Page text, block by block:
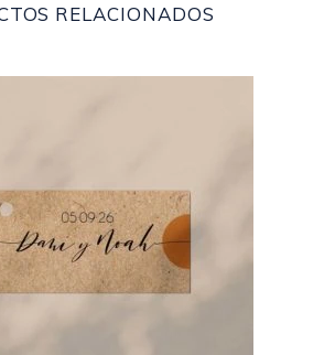
RELACIONADOS